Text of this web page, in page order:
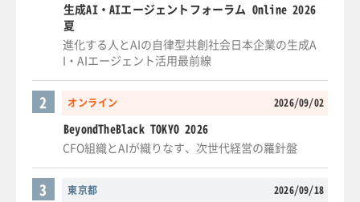
生成AI・AIエージェントフォーラム Online 2026
夏
進化する人とAIの自律型共創社会日本企業の生成A
I・AIエージェント活用最前線
オンライン 2026/09/02
2
BeyondTheBlack TOKYO 2026
CFO組織とAIが織りなす、次世代経営の羅針盤
東京都 2026/09/18
3